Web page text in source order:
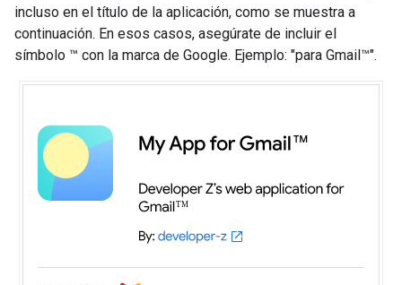
incluso en el título de la aplicación, como se muestra a
continuación. En esos casos, asegúrate de incluir el
símbolo ™ con la marca de Google. Ejemplo: "para Gmail™".